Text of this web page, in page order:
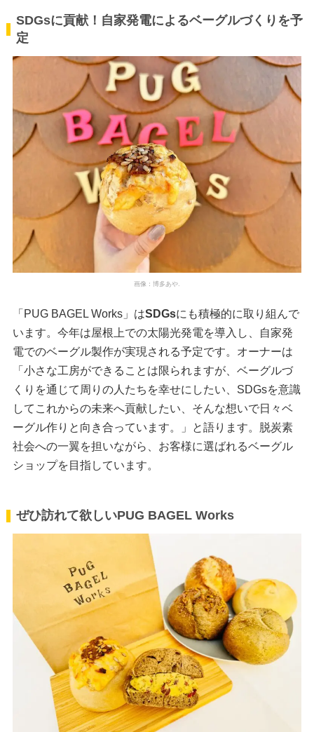
SDGsに貢献！自家発電によるベーグルづくりを予
定
画像：博多あや.
「PUG BAGEL Works」はSDGsにも積極的に取り組んで
います。今年は屋根上での太陽光発電を導入し、自家発
電でのベーグル製作が実現される予定です。オーナーは
「小さな工房ができることは限られますが、ベーグルづ
くりを通じて周りの人たちを幸せにしたい、SDGsを意識
してこれからの未来へ貢献したい、そんな想いで日々ベ
ーグル作りと向き合っています。」と語ります。脱炭素
社会への一翼を担いながら、お客様に選ばれるベーグル
ショップを目指しています。
ぜひ訪れて欲しいPUG BAGEL Works